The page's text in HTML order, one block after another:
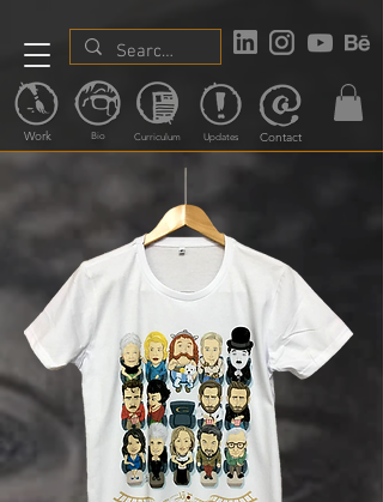
Work Bio Curriculum Updates Contact